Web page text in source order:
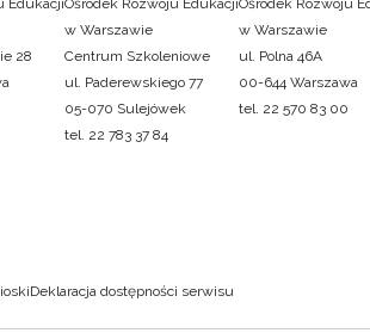
Edukacji
28
Ośrodek Rozwoju Edukacji
w Warszawie
Centrum Szkoleniowe
ul. Paderewskiego 77
05-070 Sulejówek
tel. 22 783 37 84
Ośrodek Rozwoju
w Warszawie
ul. Polna 46A
00-644 Warszawa
tel. 22 570 83 00
Deklaracja dostępności serwisu